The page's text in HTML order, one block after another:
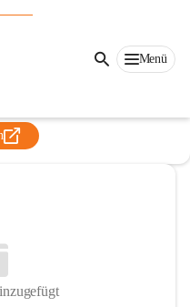
Menü
-
patergassen